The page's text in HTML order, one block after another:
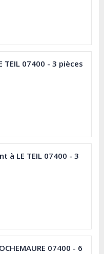
07400 - 3 pièces
à LE TEIL 07400 - 3
07400 - 6